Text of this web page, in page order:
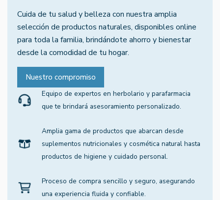
Cuida de tu salud y belleza con nuestra amplia
selección de productos naturales, disponibles online
para toda la familia, brindándote ahorro y bienestar
desde la comodidad de tu hogar.
Nuestro compromiso
Equipo de expertos en herbolario y parafarmacia
que te brindará asesoramiento personalizado.
Amplia gama de productos que abarcan desde
suplementos nutricionales y cosmética natural hasta
productos de higiene y cuidado personal.
Proceso de compra sencillo y seguro, asegurando
una experiencia fluida y confiable.